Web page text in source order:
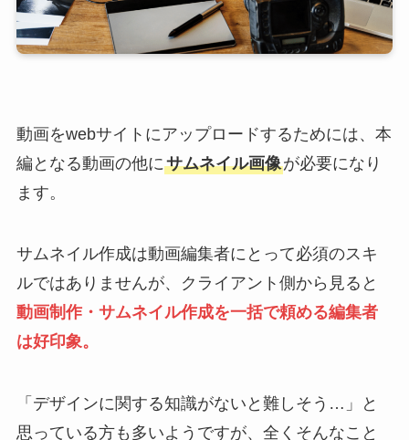
動画をwebサイトにアップロードするためには、本
編となる動画の他にサムネイル画像が必要になり
ます。
サムネイル作成は動画編集者にとって必須のスキ
ルではありませんが、クライアント側から見ると
動画制作・サムネイル作成を一括で頼める編集者
は好印象。
「デザインに関する知識がないと難しそう…」と
思っている方も多いようですが、全くそんなこと